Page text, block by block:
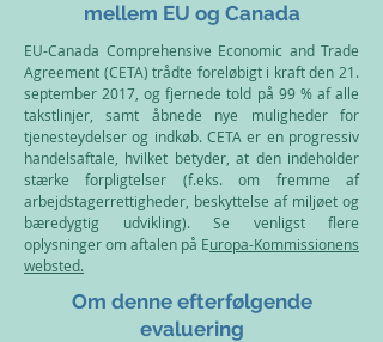
mellem EU og Canada
EU-Canada Comprehensive Economic and Trade
Agreement (CETA) trådte foreløbigt i kraft den 21.
september 2017, og fjernede told på 99 % af alle
takstlinjer, samt åbnede nye muligheder for
tjenesteydelser og indkøb. CETA er en progressiv
handelsaftale, hvilket betyder, at den indeholder
stærke forpligtelser (f.eks. om fremme af
arbejdstagerrettigheder, beskyttelse af miljøet og
bæredygtig udvikling). Se venligst flere
oplysninger om aftalen på Europa-Kommissionens
websted.
Om denne efterfølgende
evaluering